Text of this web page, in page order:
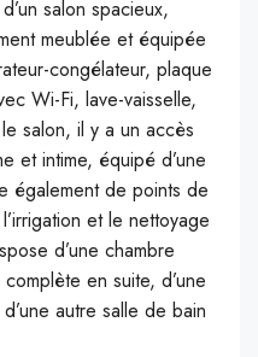
salon spacieux,
meublée et équipée
congélateur, plaque
Wi-Fi, lave-vaisselle,
salon, il y a un accès
et intime, équipé d’une
également de points de
et le nettoyage
d’une chambre
en suite, d’une
autre salle de bain